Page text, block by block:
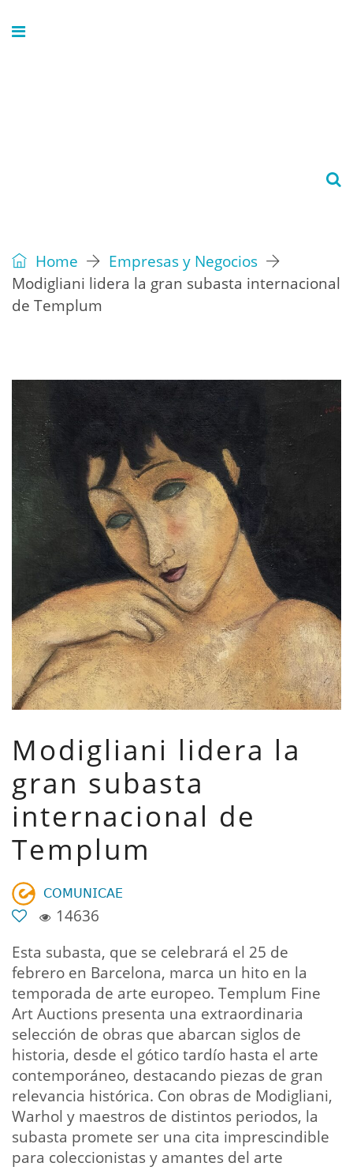
Home
Empresas y Negocios
Modigliani lidera la gran subasta internacional
de Templum
Modigliani lidera la
gran subasta
internacional de
Templum
𝖢𝖮𝖬𝖴𝖭𝖨𝖢𝖠𝖤
14636
Esta subasta, que se celebrará el 25 de
febrero en Barcelona, marca un hito en la
temporada de arte europeo. Templum Fine
Art Auctions presenta una extraordinaria
selección de obras que abarcan siglos de
historia, desde el gótico tardío hasta el arte
contemporáneo, destacando piezas de gran
relevancia histórica. Con obras de Modigliani,
Warhol y maestros de distintos periodos, la
subasta promete ser una cita imprescindible
para coleccionistas y amantes del arte